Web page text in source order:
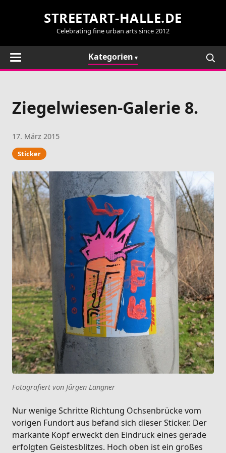
STREETART-HALLE.DE
Celebrating fine urban arts since 2012
Kategorien
Ziegelwiesen-Galerie 8.
17. März 2015
Sticker
Fotografiert von Jürgen Langner
Nur wenige Schritte Richtung Ochsenbrücke vom
vorigen Fundort aus befand sich dieser Sticker. Der
markante Kopf erweckt den Eindruck eines gerade
erfolgten Geistesblitzes. Hoch oben ist ein großes